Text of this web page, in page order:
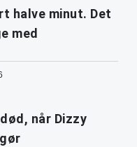
halve minut. Det
med
når Dizzy